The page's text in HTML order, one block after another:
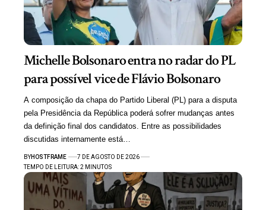
Michelle Bolsonaro entra no radar do PL
para possível vice de Flávio Bolsonaro
A composição da chapa do Partido Liberal (PL) para a disputa
pela Presidência da República poderá sofrer mudanças antes
da definição final dos candidatos. Entre as possibilidades
discutidas internamente está…
BYHOSTFRAME
7 DE AGOSTO DE 2026
TEMPO DE LEITURA: 2 MINUTOS